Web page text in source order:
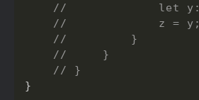
//             let y:
//             z = y;
//         }
//     }
// }
}